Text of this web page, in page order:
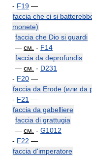
- F19 —
faccia che ci si
monete)
faccia che Dio si guardi
— см. - F14
faccia da deprofundis
— см. - D231
- F20 —
faccia da Erode (или da
- F21 —
faccia da gabelliere
faccia di grattugia
— см. - G1012
- F22 —
faccia d'imperatore